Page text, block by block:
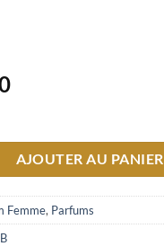
AJOUTER AU PANIER
Femme, Parfums